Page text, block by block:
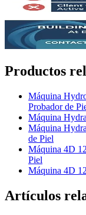
Productos
Máquina
Probador de
Máquina
Máquina
de Piel
Máquina 4D
Piel
Máquina 4D
Artículos